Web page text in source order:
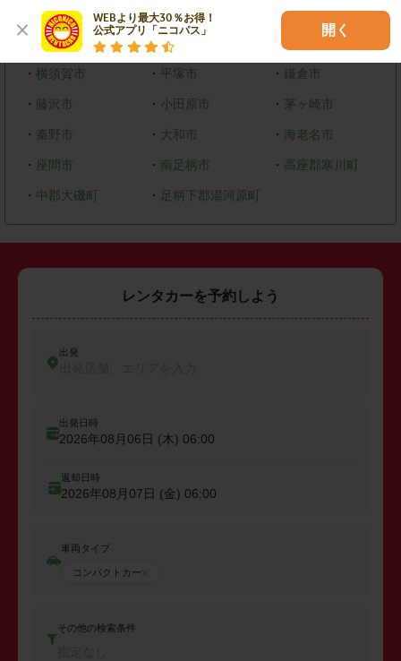
WEBより最大30％お得！
公式アプリ「ニコパス」
開く
その他市区町村
・ 横須賀市 ・ 平塚市 ・ 鎌倉市
・ 藤沢市 ・ 小田原市 ・ 茅ヶ崎市
・ 秦野市 ・ 大和市 ・ 海老名市
・ 座間市 ・ 南足柄市 ・ 高座郡寒川町
・ 中郡大磯町 ・ 足柄下郡湯河原町
レンタカーを予約しよう
出発
出発日時
2026年08月06日 (木) 06:00
返却日時
2026年08月07日 (金) 06:00
車両タイプ
コンパクトカー
その他の検索条件